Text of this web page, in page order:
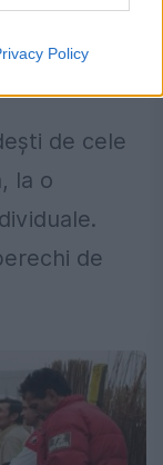
Policy
Timișoara
de cele
la o
de